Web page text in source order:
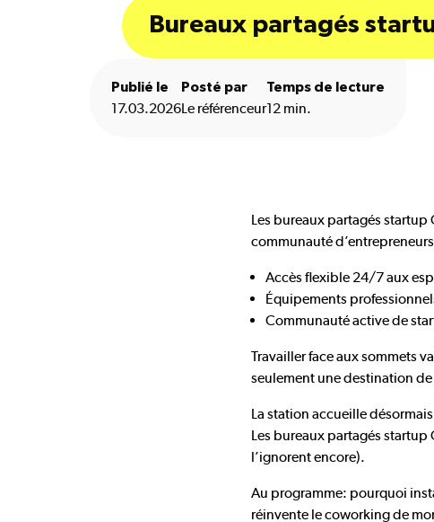
Bureaux partagés
Publié le
17.03.2026
Posté par
Le référenceur
Temps de lecture
12 min.
Les bureaux partagés
communauté
Accès flexible 24/7 aux
Équipements
Communauté active de
Travailler face aux sommets
seulement une destination
La station accueille
Les bureaux partagés
l’ignorent encore).
Au programme: pourquoi
réinvente le coworking de